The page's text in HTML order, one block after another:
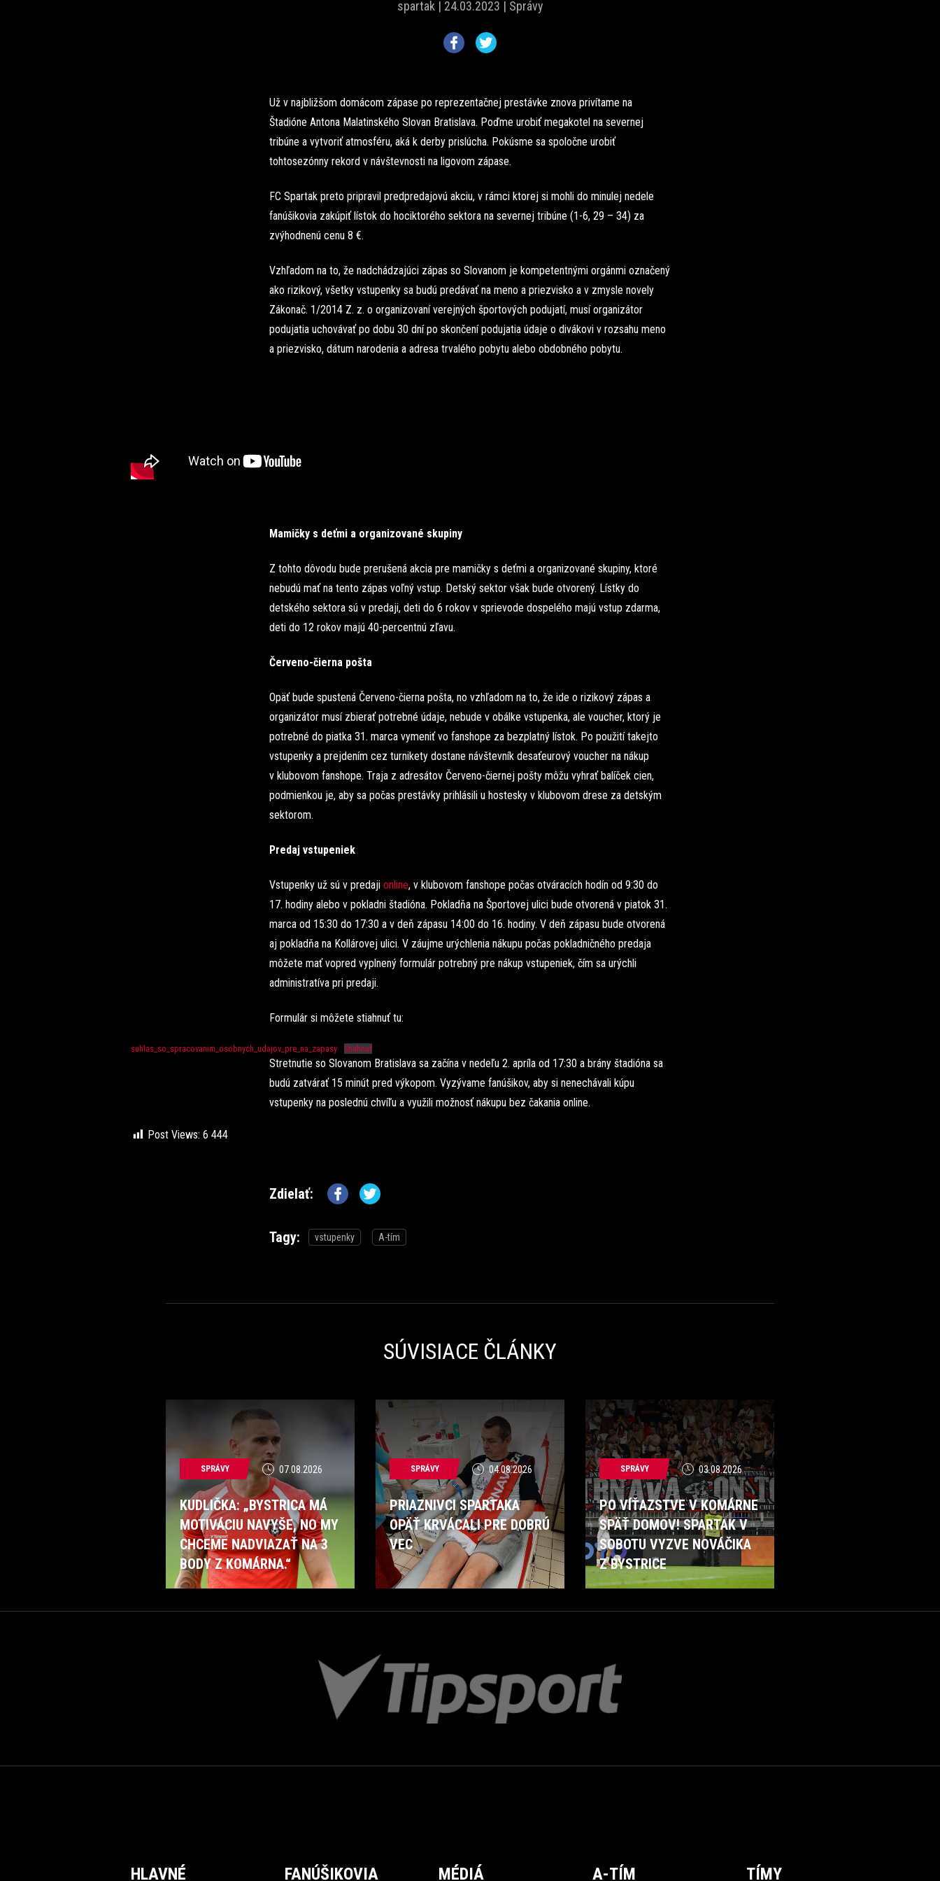
spartak | 24.03.2023 | Správy
Už v najbližšom domácom zápase po reprezentačnej prestávke znova privítame na
Štadióne Antona Malatinského Slovan Bratislava. Poďme urobiť megakotel na severnej
tribúne a vytvoriť atmosféru, aká k derby prislúcha. Pokúsme sa spoločne urobiť
tohtosezónny rekord v návštevnosti na ligovom zápase.
FC Spartak preto pripravil predpredajovú akciu, v rámci ktorej si mohli do minulej nedele
fanúšikovia zakúpiť lístok do hociktorého sektora na severnej tribúne (1-6, 29 – 34) za
zvýhodnenú cenu 8 €.
Vzhľadom na to, že nadchádzajúci zápas so Slovanom je kompetentnými orgánmi označený
ako rizikový, všetky vstupenky sa budú predávať na meno a priezvisko a v zmysle novely
Zákonač. 1/2014 Z. z. o organizovaní verejných športových podujatí, musí organizátor
podujatia uchovávať po dobu 30 dní po skončení podujatia údaje o divákovi v rozsahu meno
a priezvisko, dátum narodenia a adresa trvalého pobytu alebo obdobného pobytu.
Mamičky s deťmi a organizované skupiny
Z tohto dôvodu bude prerušená akcia pre mamičky s deťmi a organizované skupiny, ktoré
nebudú mať na tento zápas voľný vstup. Detský sektor však bude otvorený. Lístky do
detského sektora sú v predaji, deti do 6 rokov v sprievode dospelého majú vstup zdarma,
deti do 12 rokov majú 40-percentnú zľavu.
Červeno-čierna pošta
Opäť bude spustená Červeno-čierna pošta, no vzhľadom na to, že ide o rizikový zápas a
organizátor musí zbierať potrebné údaje, nebude v obálke vstupenka, ale voucher, ktorý je
potrebné do piatka 31. marca vymeniť vo fanshope za bezplatný lístok. Po použití takejto
vstupenky a prejdením cez turnikety dostane návštevník desaťeurový voucher na nákup
v klubovom fanshope. Traja z adresátov Červeno-čiernej pošty môžu vyhrať balíček cien,
podmienkou je, aby sa počas prestávky prihlásili u hostesky v klubovom drese za detským
sektorom.
Predaj vstupeniek
Vstupenky už sú v predaji online, v klubovom fanshope počas otváracích hodín od 9:30 do
17. hodiny alebo v pokladni štadióna. Pokladňa na Športovej ulici bude otvorená v piatok 31.
marca od 15:30 do 17:30 a v deň zápasu 14:00 do 16. hodiny. V deň zápasu bude otvorená
aj pokladňa na Kollárovej ulici. V záujme urýchlenia nákupu počas pokladničného predaja
môžete mať vopred vyplnený formulár potrebný pre nákup vstupeniek, čím sa urýchli
administratíva pri predaji.
Formulár si môžete stiahnuť tu:
suhlas_so_spracovanim_osobnych_udajov_pre_na_zapasy Stiahnuť
Stretnutie so Slovanom Bratislava sa začína v nedeľu 2. apríla od 17:30 a brány štadióna sa
budú zatvárať 15 minút pred výkopom. Vyzývame fanúšikov, aby si nenechávali kúpu
vstupenky na poslednú chvíľu a využili možnosť nákupu bez čakania online.
Post Views: 6 444
Zdielať:
Tagy: vstupenky A-tím
SÚVISIACE ČLÁNKY
SPRÁVY 07.08.2026
KUDLIČKA: „BYSTRICA MÁ
MOTIVÁCIU NAVYŠE, NO MY
CHCEME NADVIAZAŤ NA 3
BODY Z KOMÁRNA.“
SPRÁVY 04.08.2026
PRIAZNIVCI SPARTAKA
OPÄŤ KRVÁCALI PRE DOBRÚ
VEC
SPRÁVY 03.08.2026
PO VÍŤAZSTVE V KOMÁRNE
SPÄŤ DOMOV! SPARTAK V
SOBOTU VYZVE NOVÁČIKA
Z BYSTRICE
HLAVNÉ FANÚŠIKOVIA MÉDIÁ A-TÍM TÍMY